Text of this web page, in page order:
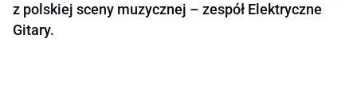
z polskiej sceny muzycznej – zespół Elektryczne
Gitary.